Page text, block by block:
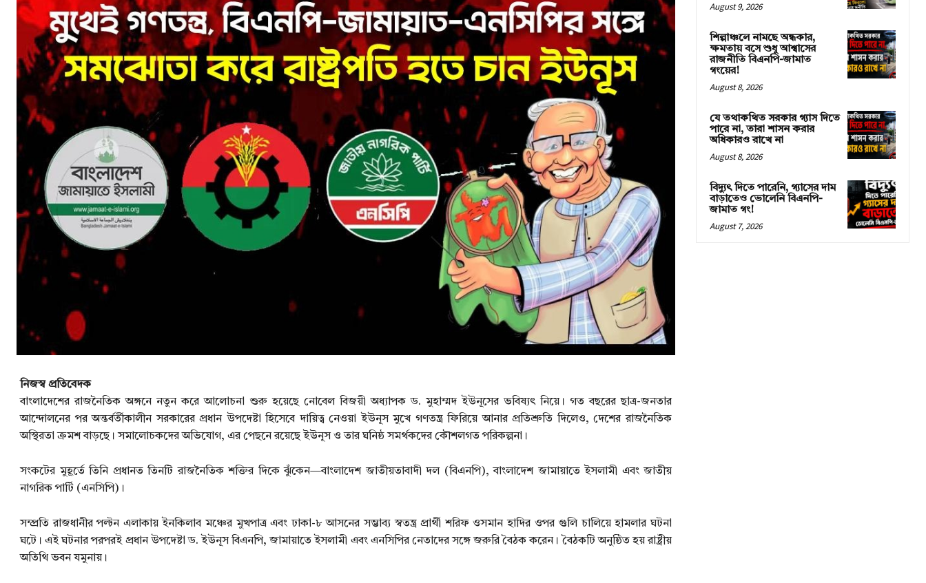
নিজস্ব প্রতিবেদক
বাংলাদেশের রাজনৈতিক অঙ্গনে নতুন করে আলোচনা শুরু হয়েছে নোবেল বিজয়ী অধ্যাপক ড. মুহাম্মদ ইউনূসের ভবিষ্যৎ নিয়ে। গত বছরের ছাত্র-জনতার
আন্দোলনের পর অন্তর্বর্তীকালীন সরকারের প্রধান উপদেষ্টা হিসেবে দায়িত্ব নেওয়া ইউনূস মুখে গণতন্ত্র ফিরিয়ে আনার প্রতিশ্রুতি দিলেও, দেশের রাজনৈতিক
অস্থিরতা ক্রমশ বাড়ছে। সমালোচকদের অভিযোগ, এর পেছনে রয়েছে ইউনূস ও তার ঘনিষ্ঠ সমর্থকদের কৌশলগত পরিকল্পনা।
সংকটের মুহূর্তে তিনি প্রধানত তিনটি রাজনৈতিক শক্তির দিকে ঝুঁকেন—বাংলাদেশ জাতীয়তাবাদী দল (বিএনপি), বাংলাদেশ জামায়াতে ইসলামী এবং জাতীয়
নাগরিক পার্টি (এনসিপি)।
সম্প্রতি রাজধানীর পল্টন এলাকায় ইনকিলাব মঞ্চের মুখপাত্র এবং ঢাকা-৮ আসনের সম্ভাব্য স্বতন্ত্র প্রার্থী শরিফ ওসমান হাদির ওপর গুলি চালিয়ে হামলার ঘটনা
ঘটে। এই ঘটনার পরপরই প্রধান উপদেষ্টা ড. ইউনূস বিএনপি, জামায়াতে ইসলামী এবং এনসিপির নেতাদের সঙ্গে জরুরি বৈঠক করেন। বৈঠকটি অনুষ্ঠিত হয় রাষ্ট্রীয়
অতিথি ভবন যমুনায়।
August 9, 2026
শিল্পাঞ্চলে নামছে অন্ধকার,
ক্ষমতায় বসে শুধু আশ্বাসের
রাজনীতি বিএনপি-জামাত
গংয়ের!
August 8, 2026
যে তথাকথিত সরকার গ্যাস দিতে
পারে না, তারা শাসন করার
অধিকারও রাখে না
August 8, 2026
বিদ্যুৎ দিতে পারেনি, গ্যাসের দাম
বাড়াতেও ভোলেনি বিএনপি-
জামাত গং!
August 7, 2026